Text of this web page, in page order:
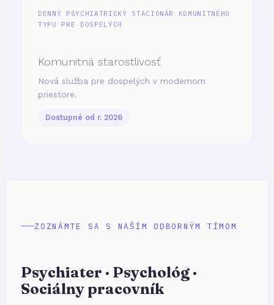
DENNÝ PSYCHIATRICKÝ STACIONÁR KOMUNITNÉHO
TYPU PRE DOSPELÝCH
Komunitná starostlivosť
Nová služba pre dospelých v modernom
priestore.
Dostupné od r. 2026
ZOZNÁMTE SA S NAŠÍM ODBORNÝM TÍMOM
Psychiater · Psychológ ·
Sociálny pracovník